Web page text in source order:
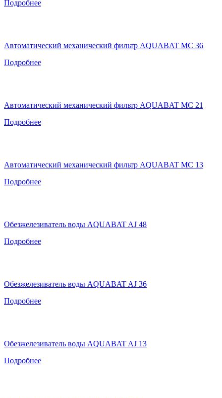
Подробнее
Автоматический механический фильтр AQUABAT MC 36
Подробнее
Автоматический механический фильтр AQUABAT MC 21
Подробнее
Автоматический механический фильтр AQUABAT MC 13
Подробнее
Обезжелезиватель воды AQUABAT AJ 48
Подробнее
Обезжелезиватель воды AQUABAT AJ 36
Подробнее
Обезжелезиватель воды AQUABAT AJ 13
Подробнее